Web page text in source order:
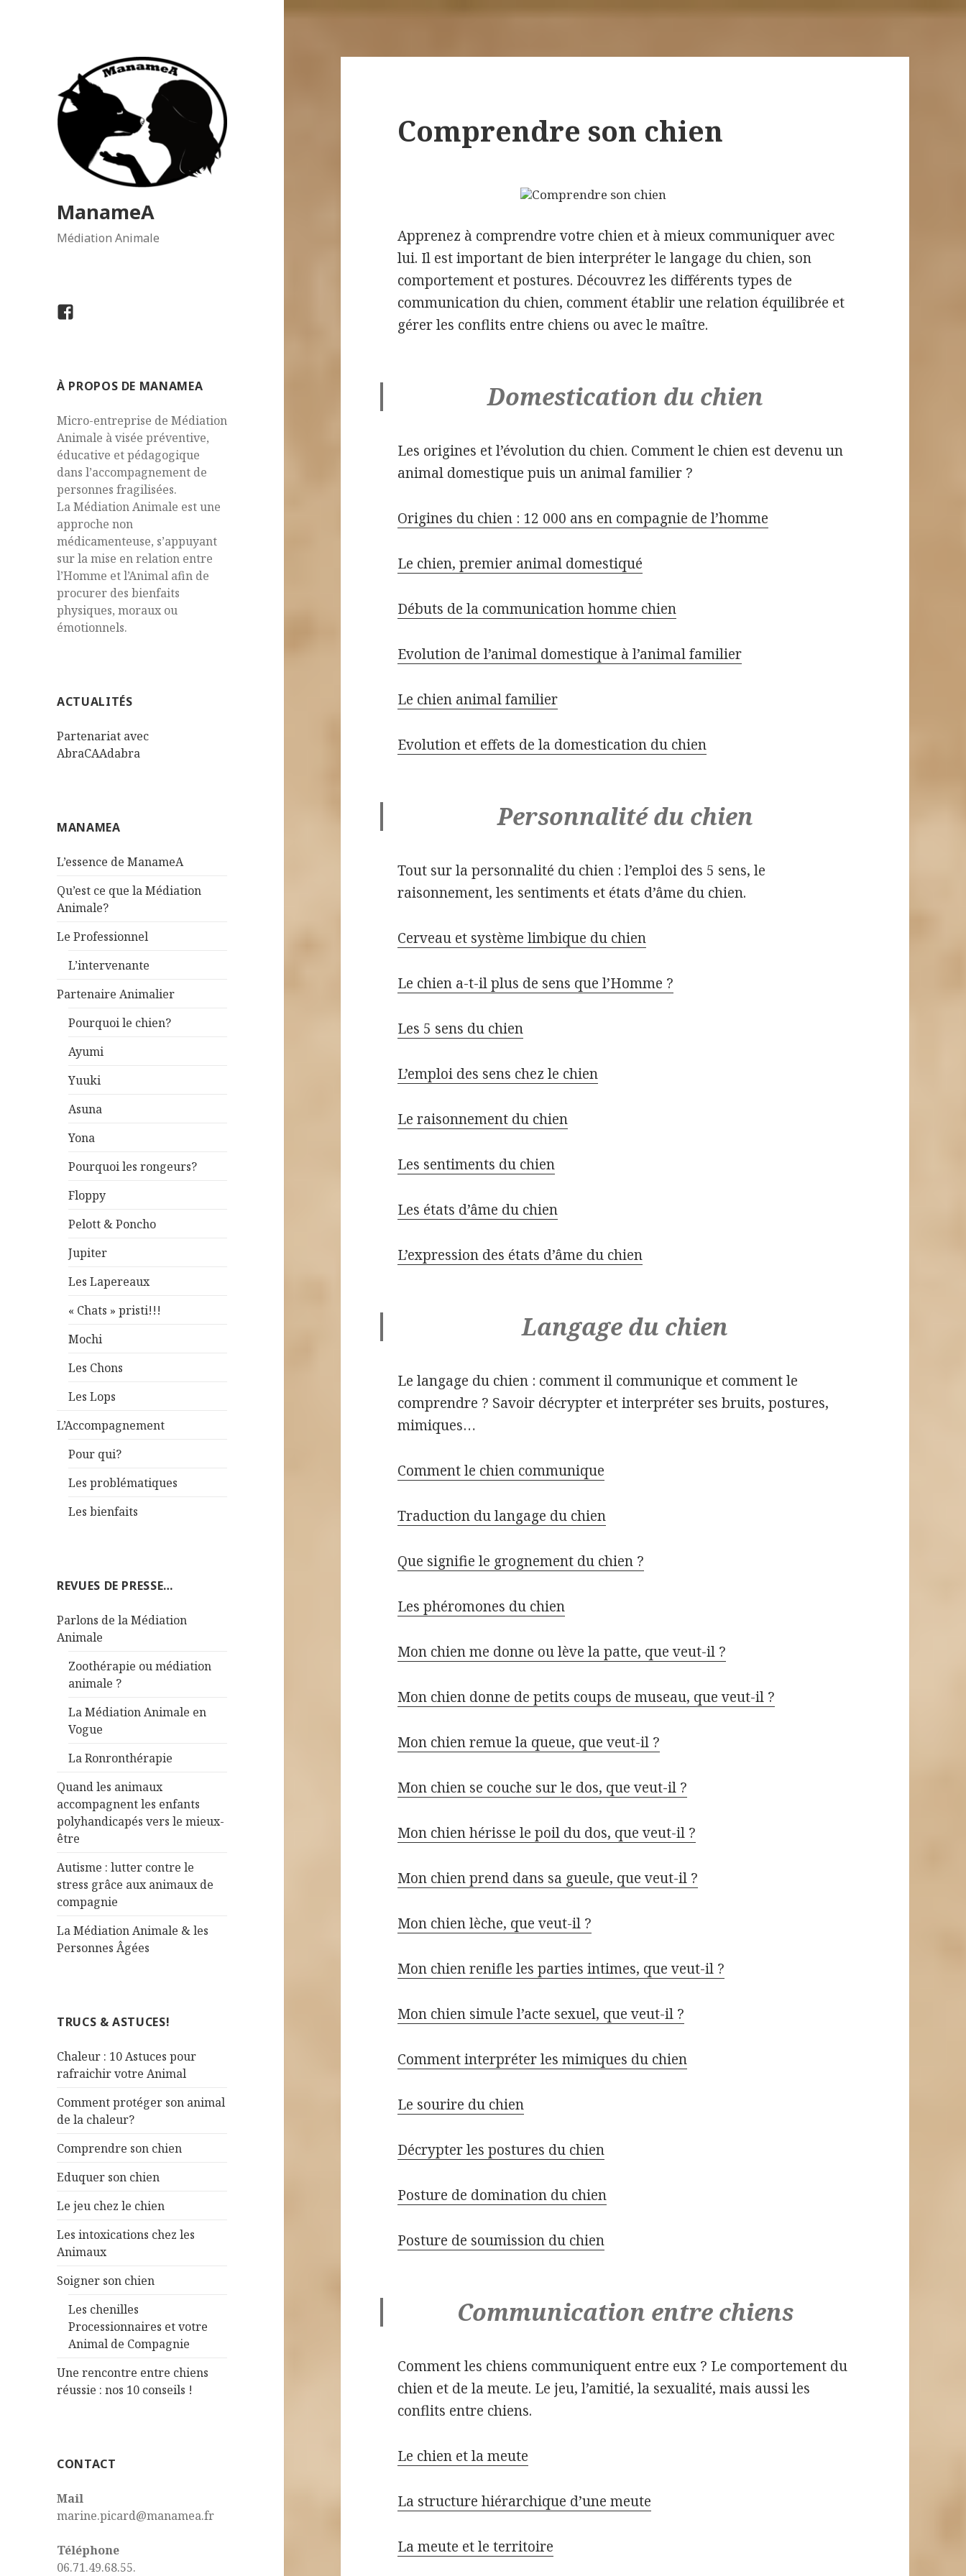
ManameA
Médiation Animale
Facebook
À PROPOS DE MANAMEA
Micro-entreprise de Médiation
Animale à visée préventive,
éducative et pédagogique
dans l’accompagnement de
personnes fragilisées.
La Médiation Animale est une
approche non
médicamenteuse, s’appuyant
sur la mise en relation entre
l’Homme et l’Animal afin de
procurer des bienfaits
physiques, moraux ou
émotionnels.
ACTUALITÉS
Partenariat avec
AbraCAAdabra
MANAMEA
L’essence de ManameA
Qu’est ce que la Médiation
Animale?
Le Professionnel
L’intervenante
Partenaire Animalier
Pourquoi le chien?
Ayumi
Yuuki
Asuna
Yona
Pourquoi les rongeurs?
Floppy
Pelott & Poncho
Jupiter
Les Lapereaux
« Chats » pristi!!!
Mochi
Les Chons
Les Lops
L’Accompagnement
Pour qui?
Les problématiques
Les bienfaits
REVUES DE PRESSE…
Parlons de la Médiation
Animale
Zoothérapie ou médiation
animale ?
La Médiation Animale en
Vogue
La Ronronthérapie
Quand les animaux
accompagnent les enfants
polyhandicapés vers le mieux-
être
Autisme : lutter contre le
stress grâce aux animaux de
compagnie
La Médiation Animale & les
Personnes Âgées
TRUCS & ASTUCES!
Chaleur : 10 Astuces pour
rafraichir votre Animal
Comment protéger son animal
de la chaleur?
Comprendre son chien
Eduquer son chien
Le jeu chez le chien
Les intoxications chez les
Animaux
Soigner son chien
Les chenilles
Processionnaires et votre
Animal de Compagnie
Une rencontre entre chiens
réussie : nos 10 conseils !
CONTACT
Mail
marine.picard@manamea.fr
Téléphone
06.71.49.68.55.
Comprendre son chien
Apprenez à comprendre votre chien et à mieux communiquer avec
lui. Il est important de bien interpréter le langage du chien, son
comportement et postures. Découvrez les différents types de
communication du chien, comment établir une relation équilibrée et
gérer les conflits entre chiens ou avec le maître.
Domestication du chien
Les origines et l’évolution du chien. Comment le chien est devenu un
animal domestique puis un animal familier ?
Origines du chien : 12 000 ans en compagnie de l’homme
Le chien, premier animal domestiqué
Débuts de la communication homme chien
Evolution de l’animal domestique à l’animal familier
Le chien animal familier
Evolution et effets de la domestication du chien
Personnalité du chien
Tout sur la personnalité du chien : l’emploi des 5 sens, le
raisonnement, les sentiments et états d’âme du chien.
Cerveau et système limbique du chien
Le chien a-t-il plus de sens que l’Homme ?
Les 5 sens du chien
L’emploi des sens chez le chien
Le raisonnement du chien
Les sentiments du chien
Les états d’âme du chien
L’expression des états d’âme du chien
Langage du chien
Le langage du chien : comment il communique et comment le
comprendre ? Savoir décrypter et interpréter ses bruits, postures,
mimiques…
Comment le chien communique
Traduction du langage du chien
Que signifie le grognement du chien ?
Les phéromones du chien
Mon chien me donne ou lève la patte, que veut-il ?
Mon chien donne de petits coups de museau, que veut-il ?
Mon chien remue la queue, que veut-il ?
Mon chien se couche sur le dos, que veut-il ?
Mon chien hérisse le poil du dos, que veut-il ?
Mon chien prend dans sa gueule, que veut-il ?
Mon chien lèche, que veut-il ?
Mon chien renifle les parties intimes, que veut-il ?
Mon chien simule l’acte sexuel, que veut-il ?
Comment interpréter les mimiques du chien
Le sourire du chien
Décrypter les postures du chien
Posture de domination du chien
Posture de soumission du chien
Communication entre chiens
Comment les chiens communiquent entre eux ? Le comportement du
chien et de la meute. Le jeu, l’amitié, la sexualité, mais aussi les
conflits entre chiens.
Le chien et la meute
La structure hiérarchique d’une meute
La meute et le territoire